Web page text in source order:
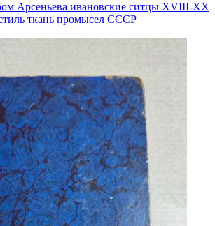
Арсеньева ивановские ситцы XVIII-XX
ткань промысел СССР